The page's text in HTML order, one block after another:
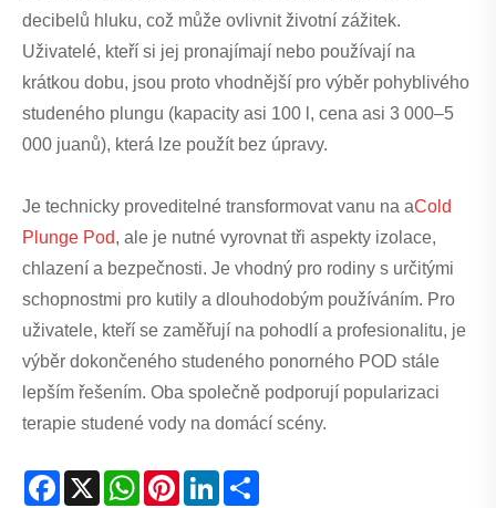
decibelů hluku, což může ovlivnit životní zážitek.
Uživatelé, kteří si jej pronajímají nebo používají na
krátkou dobu, jsou proto vhodnější pro výběr pohyblivého
studeného plungu (kapacity asi 100 l, cena asi 3 000–5
000 juanů), která lze použít bez úpravy.
Je technicky proveditelné transformovat vanu na aCold
Plunge Pod, ale je nutné vyrovnat tři aspekty izolace,
chlazení a bezpečnosti. Je vhodný pro rodiny s určitými
schopnostmi pro kutily a dlouhodobým používáním. Pro
uživatele, kteří se zaměřují na pohodlí a profesionalitu, je
výběr dokončeného studeného ponorného POD stále
lepším řešením. Oba společně podporují popularizaci
terapie studené vody na domácí scény.
Facebook
X WhatsAppPinterestLinkedIn